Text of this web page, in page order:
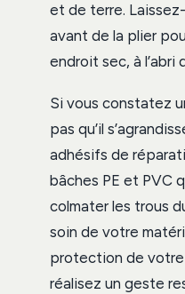
et de terre.
avant de la plier
endroit sec, à l’abri
Si vous constatez
pas qu’il
adhésifs de
bâches PE et PVC
colmater les trous
soin de votre
protection de
réalisez un geste